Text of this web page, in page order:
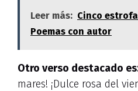
Leer más: Cinco
Poemas con autor
Otro verso destacado
mares! ¡Dulce rosa del